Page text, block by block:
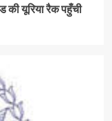
की यूरिया रैक पहुँची